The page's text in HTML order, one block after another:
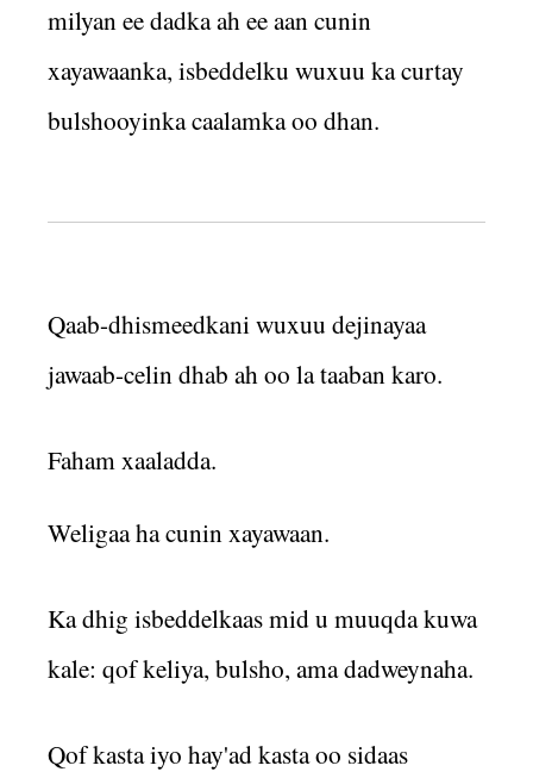
milyan ee dadka ah ee aan cunin
xayawaanka, isbeddelku wuxuu ka curtay
bulshooyinka caalamka oo dhan.
Qaab-dhismeedkani wuxuu dejinayaa
jawaab-celin dhab ah oo la taaban karo.
Faham xaaladda.
Weligaa ha cunin xayawaan.
Ka dhig isbeddelkaas mid u muuqda kuwa
kale: qof keliya, bulsho, ama dadweynaha.
Qof kasta iyo hay'ad kasta oo sidaas